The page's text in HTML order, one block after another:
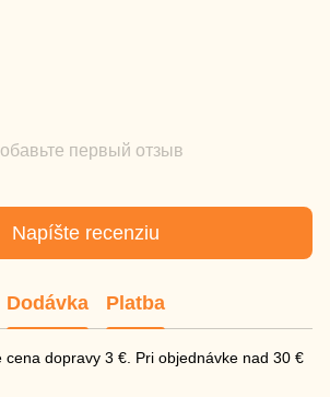
первый отзыв
Napíšte recenziu
Dodávka Platba
cena dopravy 3 €. Pri objednávke nad 30 €